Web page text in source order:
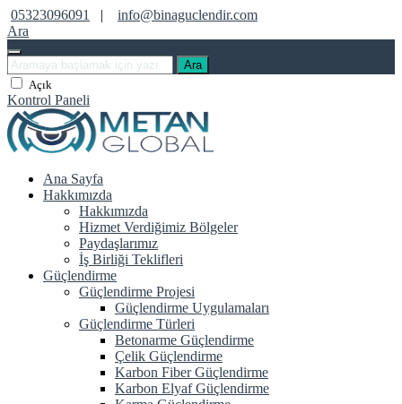
05323096091 |
info@binaguclendir.com
Ara
Ara
Açık
Kontrol Paneli
Ana Sayfa
Hakkımızda
Hakkımızda
Hizmet Verdiğimiz Bölgeler
Paydaşlarımız
İş Birliği Teklifleri
Güçlendirme
Güçlendirme Projesi
Güçlendirme Uygulamaları
Güçlendirme Türleri
Betonarme Güçlendirme
Çelik Güçlendirme
Karbon Fiber Güçlendirme
Karbon Elyaf Güçlendirme